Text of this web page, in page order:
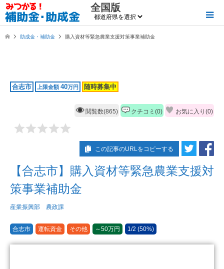
全国版
助成金・補助金 購入資材等緊急農業支援対策事業補助金
合志市 上限金額 40万円 随時募集中
閲覧数(865) クチコミ(0) お気に入り(0)
この記事のURLをコピーする
【合志市】購入資材等緊急農業支援対
策事業補助金
産業振興部 農政課
合志市 運転資金 その他 ～50万円 1/2 (50%)